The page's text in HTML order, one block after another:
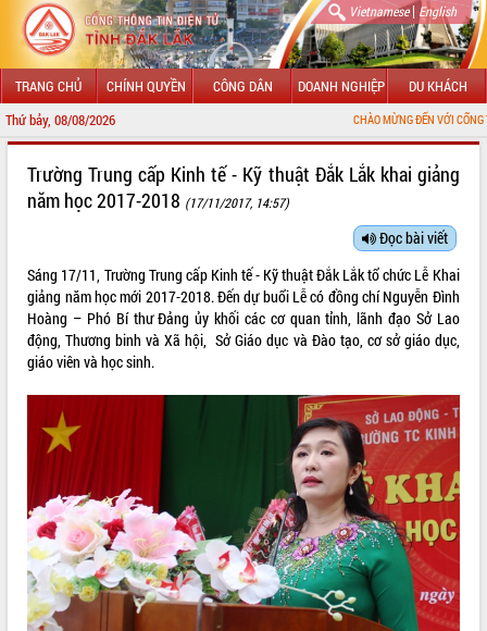
Vietnamese| English
TRANG CHỦ CHÍNH QUYỀN CÔNG DÂN DOANH NGHIỆP DU KHÁCH
Thứ bảy, 08/08/2026 CHÀO MỪNG ĐẾN VỚI CỔNG THÔNG TIN ĐIỆN
LÃNH ĐẠO UBND TỈNH
SỞ, BAN, NGÀNH
UBND CÁC XÃ, PHƯỜNG
HỆ THỐNG VĂN BẢN
VĂN BẢN HĐND TỈNH
ĐIỂM TIN VĂN BẢN
QUY HOẠCH - KẾ HOẠCH
Trường Trung cấp Kinh tế - Kỹ thuật Đắk Lắk khai giảng
năm học 2017-2018 (17/11/2017, 14:57)
Đọc bài viết
Sáng 17/11, Trường Trung cấp Kinh tế - Kỹ thuật Đắk Lắk tổ chức Lễ Khai
giảng năm học mới 2017-2018. Đến dự buổi Lễ có đồng chí Nguyễn Đình
Hoàng – Phó Bí thư Đảng ủy khối các cơ quan tỉnh, lãnh đạo Sở Lao
động, Thương binh và Xã hội, Sở Giáo dục và Đào tạo, cơ sở giáo dục,
giáo viên và học sinh.